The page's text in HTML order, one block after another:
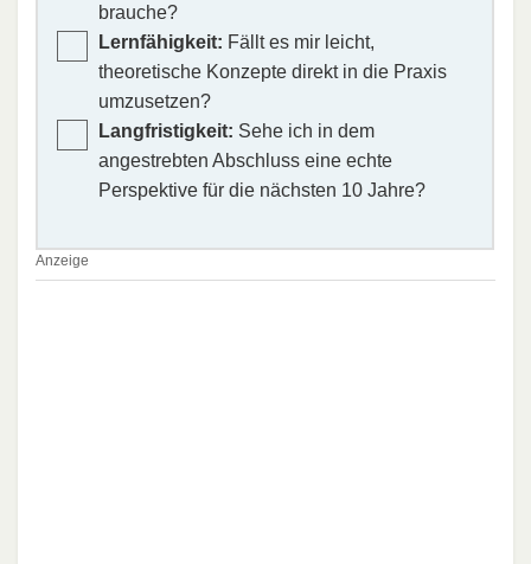
brauche?
Lernfähigkeit: Fällt es mir leicht,
theoretische Konzepte direkt in die Praxis
umzusetzen?
Langfristigkeit: Sehe ich in dem
angestrebten Abschluss eine echte
Perspektive für die nächsten 10 Jahre?
Anzeige